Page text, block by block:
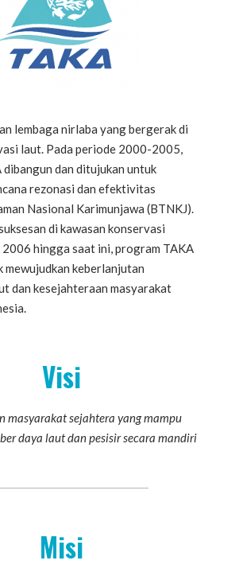
lembaga nirlaba yang bergerak di
laut. Pada periode 2000-2005,
dan ditujukan untuk
rezonasi dan efektivitas
Nasional Karimunjawa (BTNKJ).
di kawasan konservasi
hingga saat ini, program TAKA
mewujudkan keberlanjutan
dan kesejahteraan masyarakat
Visi
masyarakat sejahtera yang mampu
daya laut dan pesisir secara mandiri
Misi